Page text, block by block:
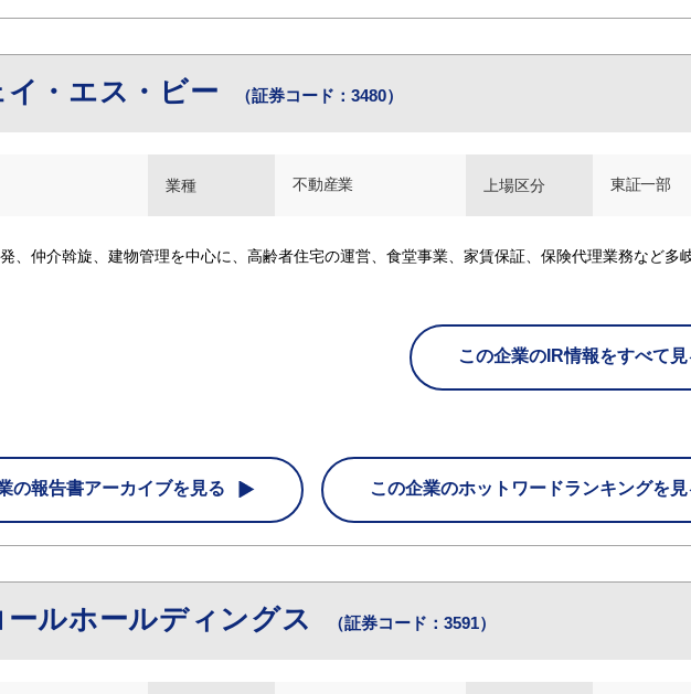
・エス・ビー （証券コード：3480）
業種 不動産業 上場区分 東証一部
、仲介斡旋、建物管理を中心に、高齢者住宅の運営、食堂事業、家賃保証、保険代理業務など多
この企業のIR情報をすべて見
の報告書アーカイブを見る この企業のホットワードランキングを見
ルホールディングス （証券コード：3591）